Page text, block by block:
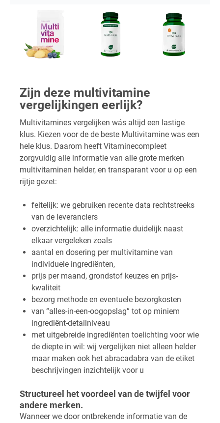
Zijn deze multivitamine
vergelijkingen eerlijk?
Multivitamines vergelijken wás altijd een lastige
klus. Kiezen voor de de beste Multivitamine was een
hele klus. Daarom heeft Vitaminecompleet
zorgvuldig alle informatie van alle grote merken
multivitaminen helder, en transparant voor u op een
rijtje gezet:
feitelijk: we gebruiken recente data rechtstreeks
van de leveranciers
overzichtelijk: alle informatie duidelijk naast
elkaar vergeleken zoals
aantal en dosering per multivitamine van
individuele ingrediënten,
prijs per maand, grondstof keuzes en prijs-
kwaliteit
bezorg methode en eventuele bezorgkosten
van “alles-in-een-oogopslag” tot op miniem
ingrediënt-detailniveau
met uitgebreide ingrediënten toelichting voor wie
de diepte in wil: wij vergelijken niet alleen helder
maar maken ook het abracadabra van de etiket
beschrijvingen inzichtelijk voor u
Structureel het voordeel van de twijfel voor
andere merken.
Wanneer we door ontbrekende informatie van de